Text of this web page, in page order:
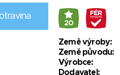
20
Země výroby:
Země původu:
Výrobce:
Dodavatel: